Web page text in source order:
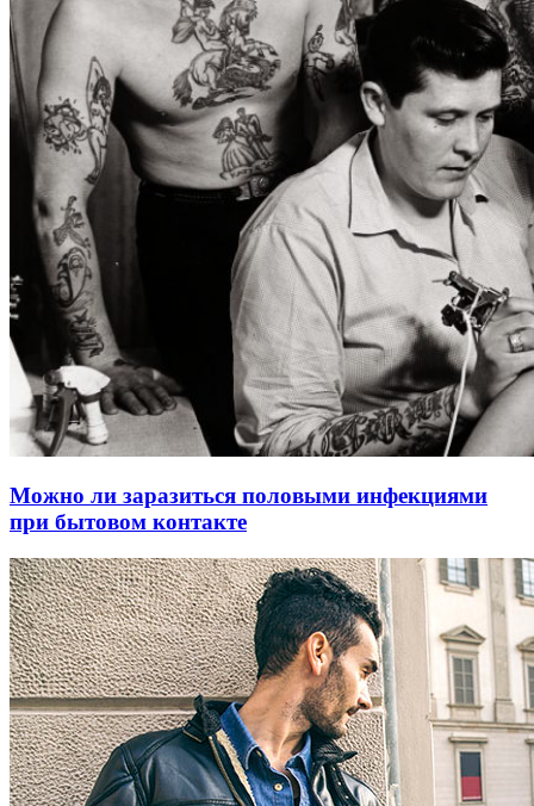
Можно ли заразиться половыми инфекциями
при бытовом контакте